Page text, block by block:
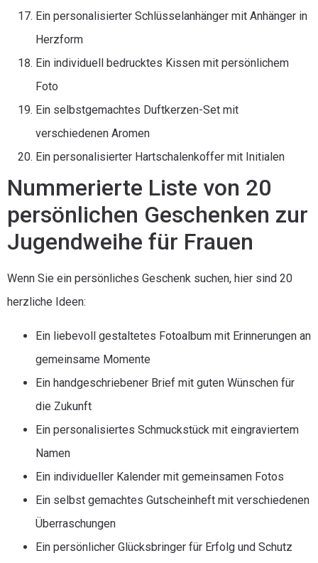
Ein personalisierter Schlüsselanhänger mit Anhänger in
Herzform
Ein individuell bedrucktes Kissen mit persönlichem
Foto
Ein selbstgemachtes Duftkerzen-Set mit
verschiedenen Aromen
Ein personalisierter Hartschalenkoffer mit Initialen
Nummerierte Liste von 20
persönlichen Geschenken zur
Jugendweihe für Frauen
Wenn Sie ein persönliches Geschenk suchen, hier sind 20
herzliche Ideen:
Ein liebevoll gestaltetes Fotoalbum mit Erinnerungen an
gemeinsame Momente
Ein handgeschriebener Brief mit guten Wünschen für
die Zukunft
Ein personalisiertes Schmuckstück mit eingraviertem
Namen
Ein individueller Kalender mit gemeinsamen Fotos
Ein selbst gemachtes Gutscheinheft mit verschiedenen
Überraschungen
Ein persönlicher Glücksbringer für Erfolg und Schutz